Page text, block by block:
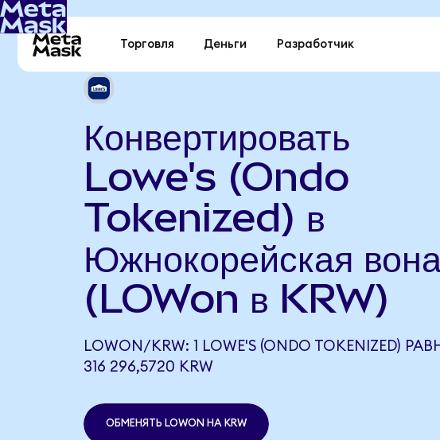
Торговля Деньги Разработчик
Конвертировать
Lowe's (Ondo
Tokenized) в
Южнокорейская
(LOWon в KRW)
LOWON/KRW: 1 LOWE'S (ONDO TOKENIZED)
316 296,5720 KRW
ОБМЕНЯТЬ LOWON НА KRW